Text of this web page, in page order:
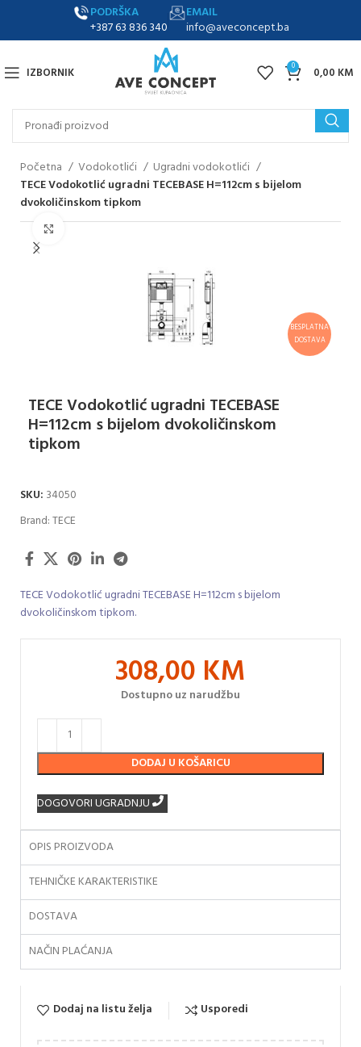
PODRŠKA
+387 63 836 340
EMAIL
info@aveconcept.ba
IZBORNIK 0 0,00 KM
Početna Vodokotlići
Ugradni vodokotlići
TECE Vodokotlić ugradni TECEBASE H=112cm s bijelom
dvokoličinskom tipkom
BESPLATNA
DOSTAVA
TECE Vodokotlić ugradni TECEBASE
H=112cm s bijelom dvokoličinskom
tipkom
SKU: 34050
Brand:TECE
TECE Vodokotlić ugradni TECEBASE H=112cm s bijelom
dvokoličinskom tipkom.
308,00 KM
Dostupno uz narudžbu
DODAJ U KOŠARICU
DOGOVORI UGRADNJU
OPIS PROIZVODA
TEHNIČKE KARAKTERISTIKE
DOSTAVA
NAČIN PLAĆANJA
Dodaj na listu želja Usporedi